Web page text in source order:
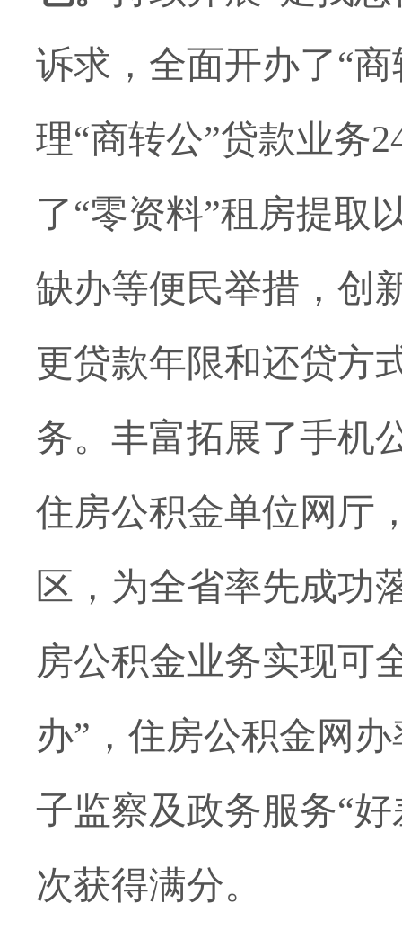
诉求，全面开办了“
理“商转公”贷款业务
了“零资料”租房提取
缺办等便民举措，创
更贷款年限和还贷方
务。 丰富拓展了手机
住房公积金单位网厅
区，为全省率先成功
房公积金业务实现可
办”，住房公积金网
子监察及政务服务“
次获得满分。